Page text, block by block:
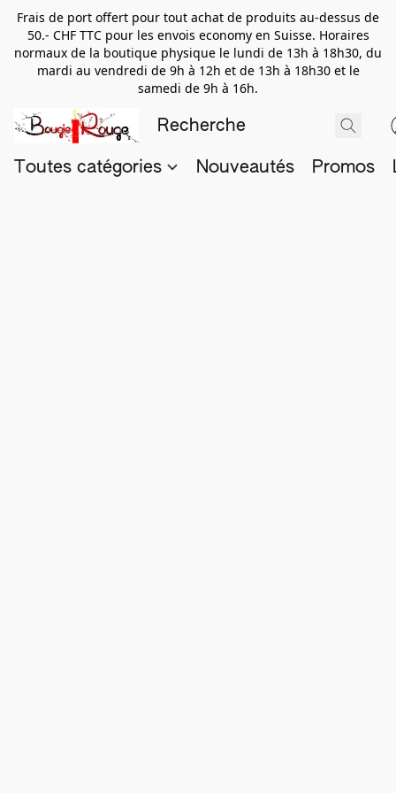
Frais de port offert pour tout achat de produits au-dessus de
50.- CHF TTC pour les envois economy en Suisse. Horaires
normaux de la boutique physique le lundi de 13h à 18h30, du
mardi au vendredi de 9h à 12h et de 13h à 18h30 et le
samedi de 9h à 16h.
Toutes catégories Nouveautés Promos